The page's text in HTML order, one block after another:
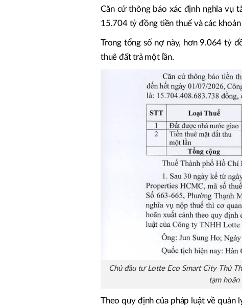
Căn cứ thông báo xác định nghĩa vụ
15.704 tỷ đồng tiền thuế và các
Trong tổng số nợ này, hơn 9.064 tỷ
thuê đất trả một lần.
Chủ đầu tư Lotte Eco Smart City Thủ
tạm
Theo quy định của pháp luật về quản